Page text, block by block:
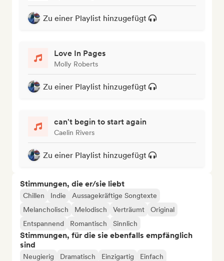
Zu einer Playlist hinzugefügt
Love In Pages
Molly Roberts
Zu einer Playlist hinzugefügt
can't begin to start again
Caelin Rivers
Zu einer Playlist hinzugefügt
Stimmungen, die er/sie liebt
Chillen Indie
Aussagekräftige Songtexte
Melancholisch
Melodisch Verträumt
Original
Entspannend
Romantisch Sinnlich
Stimmungen, für die sie ebenfalls empfänglich
sind
Neugierig Dramatisch Einzigartig Einfach